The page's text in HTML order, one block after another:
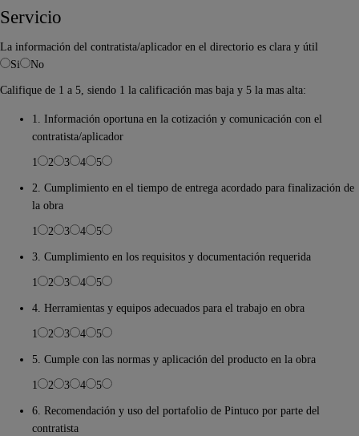
Servicio
La información del contratista/aplicador en el directorio es clara y útil
Si
No
Califique de 1 a 5, siendo 1 la calificación mas baja y 5 la mas alta:
1. Información oportuna en la cotización y comunicación con el
contratista/aplicador
1
2 3 4
5
2. Cumplimiento en el tiempo de entrega acordado para finalización de
la obra
1
2 3 4
5
3. Cumplimiento en los requisitos y documentación requerida
1
2 3 4
5
4. Herramientas y equipos adecuados para el trabajo en obra
1
2 3 4
5
5. Cumple con las normas y aplicación del producto en la obra
1
2 3 4
5
6. Recomendación y uso del portafolio de Pintuco por parte del
contratista